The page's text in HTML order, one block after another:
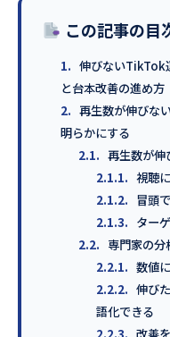
この記事の目
1. 伸びないTikTok
と台本改善の進め方
2. 再生数が伸びな
明らかにする
2.1. 再生数が伸
2.1.1. 視聴
2.1.2. 冒頭
2.1.3. ター
2.2. 専門家の分
2.2.1. 数値
2.2.2. 伸び
語化できる